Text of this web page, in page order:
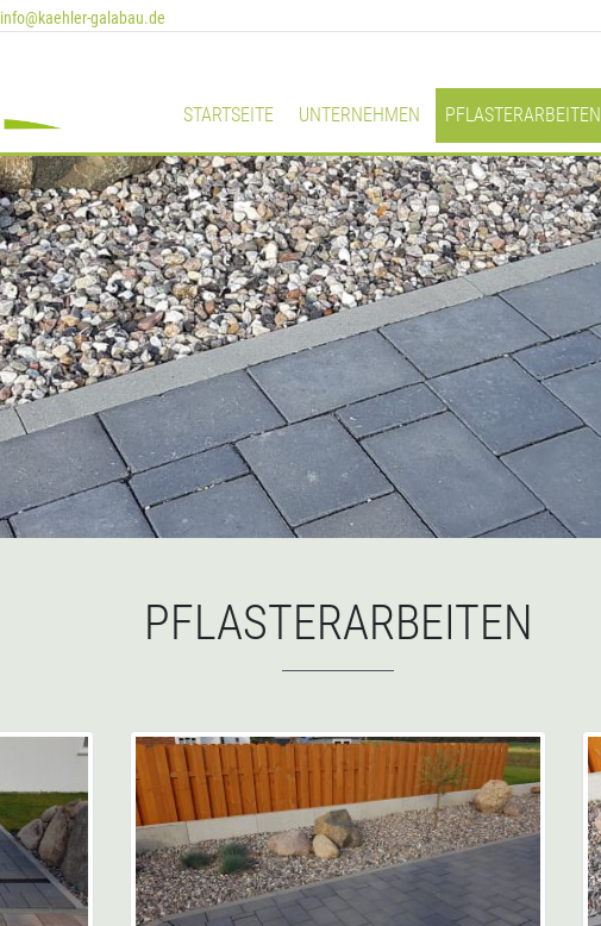
info@kaehler-galabau.de
STARTSEITE UNTERNEHMEN PFLASTERARBEITEN
PFLASTERARBEITEN